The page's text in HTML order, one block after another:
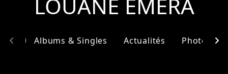
LOUANE EMERA
Albums & Singles Actualités Photos
chevron_left chevron_right